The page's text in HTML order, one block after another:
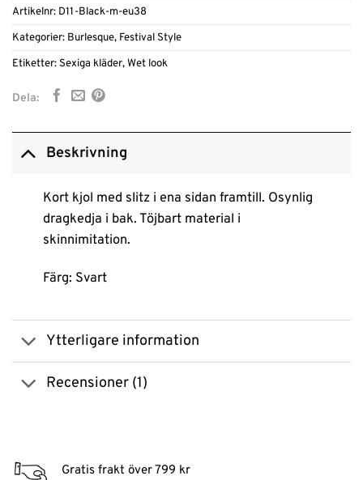
Artikelnr: D11-Black-m-eu38
Kategorier: Burlesque, Festival Style
Etiketter: Sexiga kläder,Wet look
Dela:
Beskrivning
Kort kjol med slitz i ena sidan framtill. Osynlig
dragkedja i bak. Töjbart material i
skinnimitation.
Färg: Svart
Ytterligare information
Recensioner (1)
Gratis frakt över 799 kr